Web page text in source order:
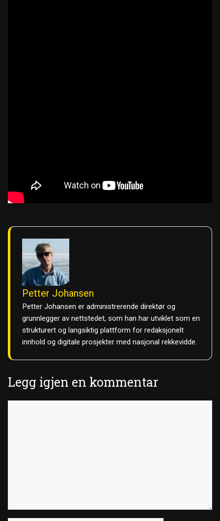
Petter Johansen
Petter Johansen er administrerende direktør og
grunnlegger av nettstedet, som han har utviklet som en
strukturert og langsiktig plattform for redaksjonelt
innhold og digitale prosjekter med nasjonal rekkevidde.
Legg igjen en kommentar